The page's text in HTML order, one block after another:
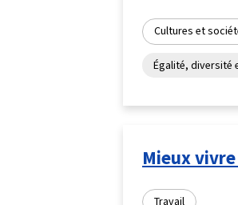
Cultures et
Égalité, diversité
Mieux
Travail